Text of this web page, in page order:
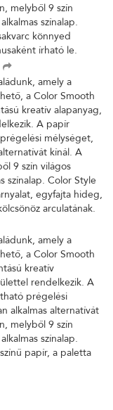
melyből 9 szín
színalap.
könnyed
írható le.
amely a
a Color Smooth
kreatív alapanyag,
A papír
mélységet,
kínál. A
9 szín világos
színalap. Color Style
egyfajta hideg,
arculatának.
amely a
a Color Smooth
kreatív
rendelkezik. A
prégelési
alkalmas alternatívát
melyből 9 szín
színalap.
papír, a paletta